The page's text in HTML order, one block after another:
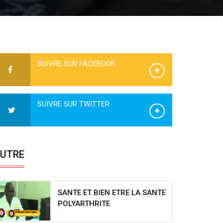
SUIVRE SUR FACEBOOK
SUIVRE SUR TWITTER
SANTE ET BIEN ETRE LA SANTE
POLYARTHRITE